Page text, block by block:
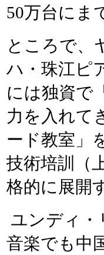
50万台にま
ところで、
ハ・珠江ピ
には独資で
力を入れて
ード教室」
技術培訓（
格的に展開
ユンディ・
音楽でも中